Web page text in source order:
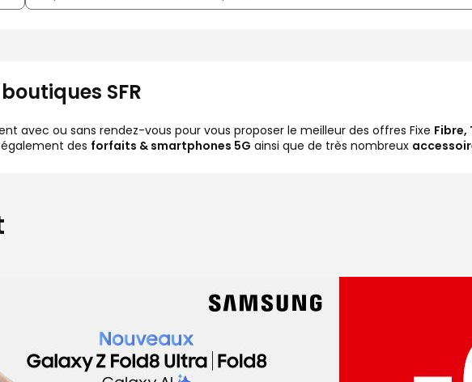
SFR
avec ou sans rendez-vous pour vous proposer le meilleur des offres Fixe Fibre,
des forfaits & smartphones 5G ainsi que de très nombreux